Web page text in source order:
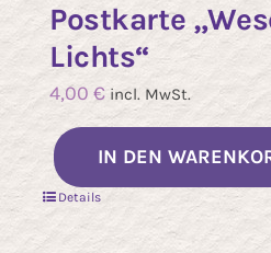
Postkarte
Lichts“
4,00 € incl. MwSt.
IN DEN
Details